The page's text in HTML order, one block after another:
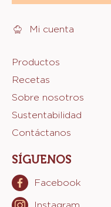
links
Mi cuenta
Footer
Sicao
Productos
Recetas
Sobre nosotros
Sustentabilidad
Contáctanos
SÍGUENOS
Facebook
Instagram